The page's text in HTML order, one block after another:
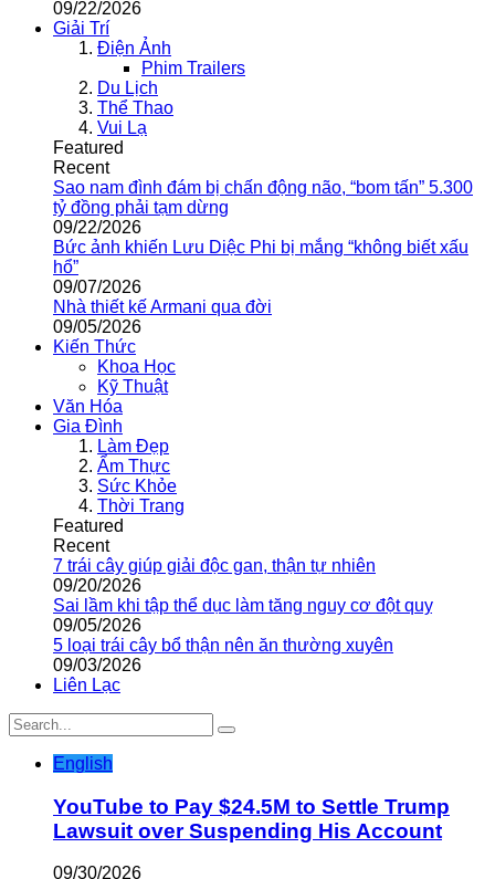
09/22/2026
Giải Trí
Điện Ảnh
Phim Trailers
Du Lịch
Thể Thao
Vui Lạ
Featured
Recent
Sao nam đình đám bị chấn động não, “bom tấn” 5.300
tỷ đồng phải tạm dừng
09/22/2026
Bức ảnh khiến Lưu Diệc Phi bị mắng “không biết xấu
hổ”
09/07/2026
Nhà thiết kế Armani qua đời
09/05/2026
Kiến Thức
Khoa Học
Kỹ Thuật
Văn Hóa
Gia Đình
Làm Đẹp
Ẩm Thực
Sức Khỏe
Thời Trang
Featured
Recent
7 trái cây giúp giải độc gan, thận tự nhiên
09/20/2026
Sai lầm khi tập thể dục làm tăng nguy cơ đột quỵ
09/05/2026
5 loại trái cây bổ thận nên ăn thường xuyên
09/03/2026
Liên Lạc
English
YouTube to Pay $24.5M to Settle Trump
Lawsuit over Suspending His Account
09/30/2026